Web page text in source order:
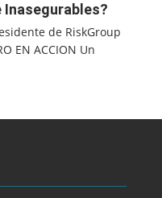
de RiskGroup
EN ACCION Un